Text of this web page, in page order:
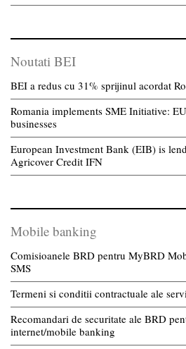
Noutati BEI
BEI a redus cu 31% sprijinul acordat
Romania implements SME Initiative:
businesses
European Investment Bank (EIB) is
Agricover Credit IFN
Mobile banking
Comisioanele BRD pentru MyBRD
SMS
Termeni si conditii contractuale ale
Recomandari de securitate ale BRD
internet/mobile banking